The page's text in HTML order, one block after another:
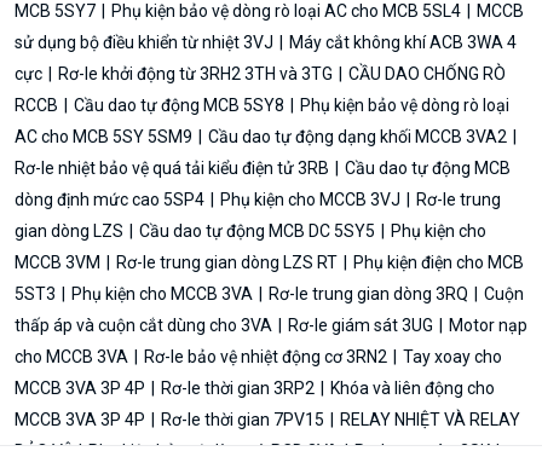
MCB 5SY7
Phụ kiện bảo vệ dòng rò loại AC cho MCB 5SL4
MCCB
sử dụng bộ điều khiển từ nhiệt 3VJ
Máy cắt không khí ACB 3WA 4
cực
Rơ-le khởi động từ 3RH2 3TH và 3TG
CẦU DAO CHỐNG RÒ
RCCB
Cầu dao tự động MCB 5SY8
Phụ kiện bảo vệ dòng rò loại
AC cho MCB 5SY 5SM9
Cầu dao tự động dạng khối MCCB 3VA2
Rơ-le nhiệt bảo vệ quá tải kiểu điện tử 3RB
Cầu dao tự động MCB
dòng định mức cao 5SP4
Phụ kiện cho MCCB 3VJ
Rơ-le trung
gian dòng LZS
Cầu dao tự động MCB DC 5SY5
Phụ kiện cho
MCCB 3VM
Rơ-le trung gian dòng LZS RT
Phụ kiện điện cho MCB
5ST3
Phụ kiện cho MCCB 3VA Rơ-le trung gian dòng 3RQ
Cuộn
thấp áp và cuộn cắt dùng cho 3VA
Rơ-le giám sát 3UG
Motor nạp
cho MCCB 3VA
Rơ-le bảo vệ nhiệt động cơ 3RN2
Tay xoay cho
MCCB 3VA 3P 4P
Rơ-le thời gian 3RP2
Khóa và liên động cho
MCCB 3VA 3P 4P
Rơ-le thời gian 7PV15
RELAY NHIỆT VÀ RELAY